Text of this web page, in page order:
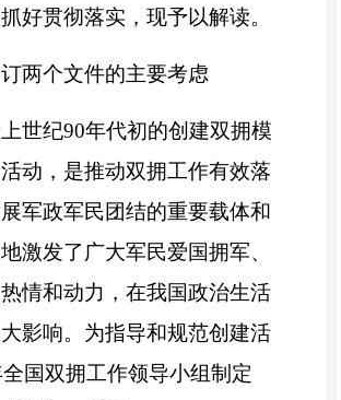
好贯彻落实，现予以解读。
两个文件的主要考虑
世纪90年代初的创建双拥模
动，是推动双拥工作有效落
军政军民团结的重要载体和
激发了广大军民爱国拥军、
情和动力，在我国政治生活
影响。为指导和规范创建活
国双拥工作领导小组制定